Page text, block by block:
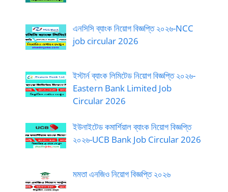
এনসিসি ব্যাংক নিয়োগ বিজ্ঞপ্তি ২০২৬-NCC
job circular 2026
ইস্টার্ন ব্যাংক লিমিটেড নিয়োগ বিজ্ঞপ্তি ২০২৬-
Eastern Bank Limited Job
Circular 2026
ইউনাইটেড কমার্শিয়াল ব্যাংক নিয়োগ বিজ্ঞপ্তি
২০২৬-UCB Bank Job Circular 2026
মমতা এনজিও নিয়োগ বিজ্ঞপ্তি ২০২৬